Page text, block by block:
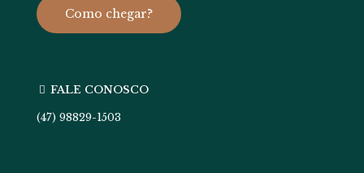
Como chegar?
FALE CONOSCO
(47) 98829-1503